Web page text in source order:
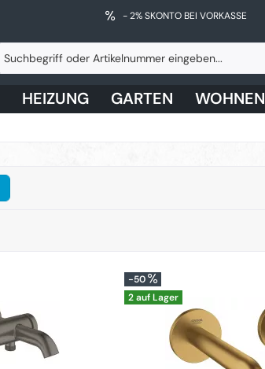
- 2% SKONTO BEI VORKASSE
HEIZUNG GARTEN WOHNEN
-50
2 auf Lager